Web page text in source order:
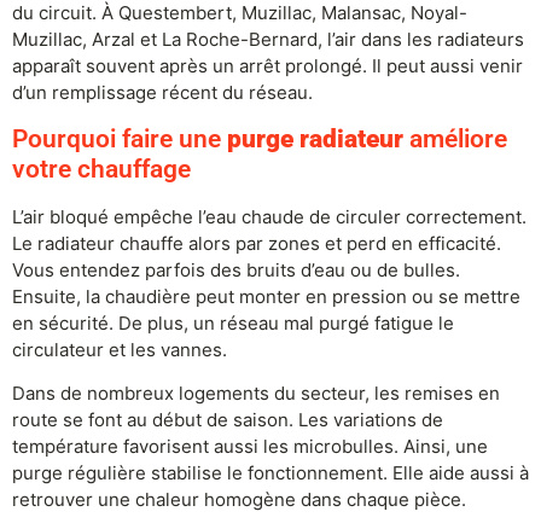
du circuit. À Questembert, Muzillac, Malansac, Noyal-
Muzillac, Arzal et La Roche-Bernard, l’air dans les radiateurs
apparaît souvent après un arrêt prolongé. Il peut aussi venir
d’un remplissage récent du réseau.
Pourquoi faire une purge radiateur améliore
votre chauffage
L’air bloqué empêche l’eau chaude de circuler correctement.
Le radiateur chauffe alors par zones et perd en efficacité.
Vous entendez parfois des bruits d’eau ou de bulles.
Ensuite, la chaudière peut monter en pression ou se mettre
en sécurité. De plus, un réseau mal purgé fatigue le
circulateur et les vannes.
Dans de nombreux logements du secteur, les remises en
route se font au début de saison. Les variations de
température favorisent aussi les microbulles. Ainsi, une
purge régulière stabilise le fonctionnement. Elle aide aussi à
retrouver une chaleur homogène dans chaque pièce.